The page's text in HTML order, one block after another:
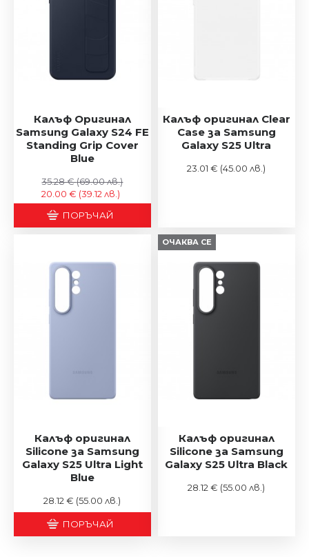
Калъф Оригинал
Samsung Galaxy S24 FE
Standing Grip Cover
Blue
20.00 € (39.12 лв.)
35.28 €(69.00 лв.)
ПОРЪЧАЙ
Калъф оригинал Clear
Case за Samsung
Galaxy S25 Ultra
23.01 € (45.00 лв.)
Калъф оригинал
Silicone за Samsung
Galaxy S25 Ultra Light
Blue
28.12 € (55.00 лв.)
ПОРЪЧАЙ
ОЧАКВА СЕ
Калъф оригинал
Silicone за Samsung
Galaxy S25 Ultra Black
28.12 € (55.00 лв.)